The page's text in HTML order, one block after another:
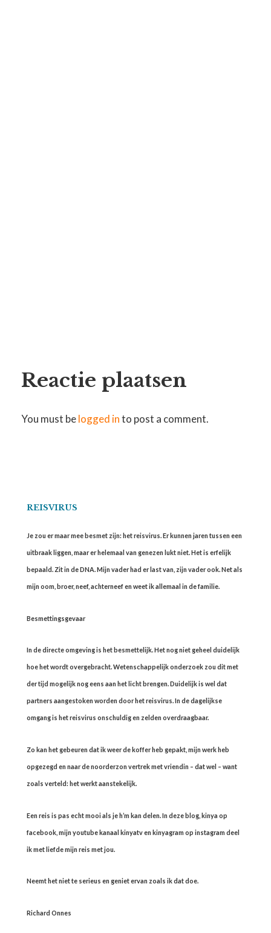
Reactie plaatsen
You must belogged into post a comment.
REISVIRUS
Je zou er maar mee besmet zijn: het reisvirus. Er kunnen jaren tussen een
uitbraak liggen, maar er helemaal van genezen lukt niet. Het is erfelijk
bepaald. Zit in de DNA. Mijn vader had er last van, zijn vader ook. Net als
mijn oom, broer, neef, achterneef en weet ik allemaal in de familie.
Besmettingsgevaar
In de directe omgeving is het besmettelijk. Het nog niet geheel duidelijk
hoe het wordt overgebracht. Wetenschappelijk onderzoek zou dit met
der tijd mogelijk nog eens aan het licht brengen. Duidelijk is wel dat
partners aangestoken worden door het reisvirus. In de dagelijkse
omgang is het reisvirus onschuldig en zelden overdraagbaar.
Zo kan het gebeuren dat ik weer de koffer heb gepakt, mijn werk heb
opgezegd en naar de noorderzon vertrek met vriendin – dat wel – want
zoals verteld: het werkt aanstekelijk.
Een reis is pas echt mooi als je h’m kan delen. In deze blog, kinya op
facebook, mijn youtube kanaal kinyatv en kinyagram op instagram deel
ik met liefde mijn reis met jou.
Neemt het niet te serieus en geniet ervan zoals ik dat doe.
Richard Onnes